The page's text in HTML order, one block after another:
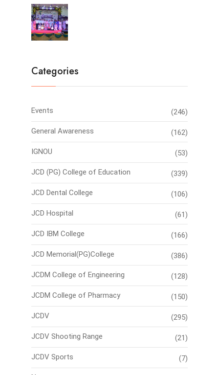
Categories
Events (246)
General Awareness (162)
IGNOU (53)
JCD (PG) College of Education (339)
JCD Dental College (106)
JCD Hospital (61)
JCD IBM College (166)
JCD Memorial(PG)College (386)
JCDM College of Engineering (128)
JCDM College of Pharmacy (150)
JCDV (295)
JCDV Shooting Range (21)
JCDV Sports (7)